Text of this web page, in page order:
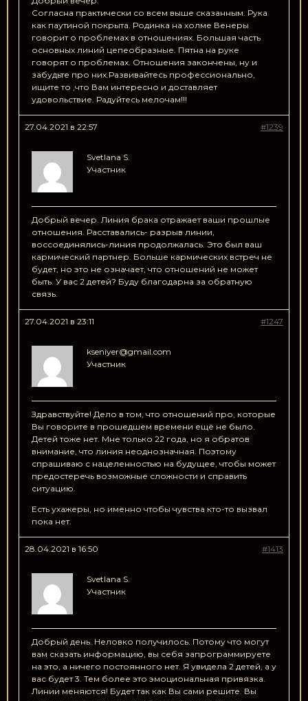
Согласна практически со всем выше сказанным. Рука
как паутиной покрыта. Родинка на холме Венеры
говорит о проблемах в отношениях. Большая часть
основных линий цепеобразные. Пятна на руке
говорят о проблемах. Отношения закончены, ну и
забудьте про них.Развивайтесь профессионально,
ищите то ,что Вам интересно и доставляет
удовольствие. Радуйтесь мелочам!!!
27.04.2021 в 22:57 #1239
Svetlana S.
Участник
Добрый вечер. Линия брака отражает ваши прошлые
отношения. Расставались- разрыв линии,
воссоединялись-линия продолжалась. Это был ваш
кармический партнер. Больше кармических встреч не
будет, но это не означает, что отношений не может
быть. У вас 2 детей? Буду благодарна за обратную
связь.
27.04.2021 в 23:11 #1247
kseniyer@gmail.com
Участник
Здравствуйте! Дело в том, что отношений про, которые
Вы говорите в прошедшем времени ещё не было.
Детей тоже нет. Мне только 22 года, но я обратов
внимание, что линия неоднозначная. Поэтому
спрашиваю с нацеленностью на будущее, чтобы может
предостеречь возможные сложности и справить
ситуацию.
Есть ухажеры, но именно чтобы чувства кто-то вызвал
пока нет.
28.04.2021 в 16:50 #1413
Svetlana S.
Участник
Добрый день. Неловко получилось. Потому что могут
вам сказать информацию, вы себя запрограммируете
на это, а ничего постоянного нет. Я увидела 2 детей, а у
вас будет 3. Тем более это эмоциональная привязка.
Линии меняются! Будет так как Вы сами решите. Вы